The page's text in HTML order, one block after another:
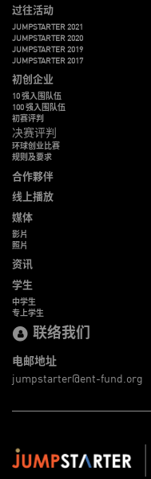
过往活动
JUMPSTARTER 2021
JUMPSTARTER 2020
JUMPSTARTER 2019
JUMPSTARTER 2017
初创企业
10 强入围队伍
100 强入围队伍
初赛评判
决赛评判
环球创业比赛
规则及要求
合作夥伴
线上播放
媒体
影片
照片
资讯
学生
中学生
专上学生
联络我们
电邮地址
jumpstarter@ent-fund.org